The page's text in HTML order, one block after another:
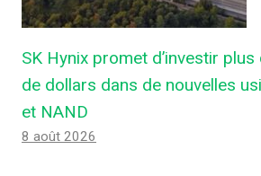
SK Hynix promet d’investir
de dollars dans de nouvelles
et NAND
8 août 2026